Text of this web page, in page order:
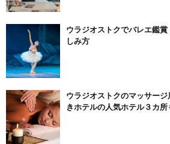
ウラジオストクでバレエ鑑
しみ方
ウラジオストクのマッサー
きホテルの人気ホテル３カ所